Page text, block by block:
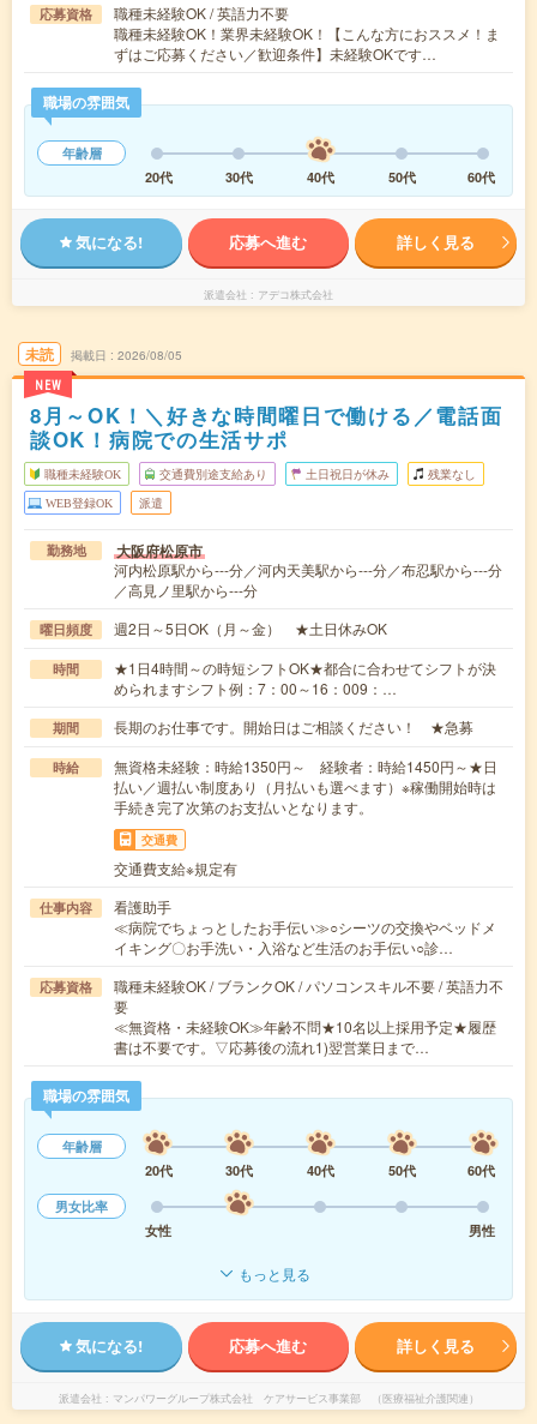
応募資格
職種未経験OK / 英語力不要
職種未経験OK！業界未経験OK！【こんな方におススメ！ま
ずはご応募ください／歓迎条件】未経験OKです…
職場の雰囲気
年齢層
20代
30代 40代 50代 60代
気になる! 応募へ進む 詳しく見る
派遣会社 アデコ株式会社
未読
NEW
掲載日 2026/08/05
8月～OK！＼好きな時間曜日で働ける／電話面
談OK！病院での生活サポ
職種未経験OK 交通費別途支給あり 土日祝日が休み 残業なし
WEB登録OK 派遣
勤務地 大阪府松原市
河内松原駅から---分／河内天美駅から---分／布忍駅から---分
／高見ノ里駅から---分
曜日頻度 週2日～5日OK（月～金） ★土日休みOK
時間
★1日4時間～の時短シフトOK★都合に合わせてシフトが決
められますシフト例：7：00～16：009：…
期間 長期のお仕事です。開始日はご相談ください！ ★急募
時給
無資格未経験：時給1350円～ 経験者：時給1450円～★日
払い／週払い制度あり（月払いも選べます）※稼働開始時は
手続き完了次第のお支払いとなります。
交通費
交通費支給※規定有
仕事内容
看護助手
≪病院でちょっとしたお手伝い≫○シーツの交換やベッドメ
イキング〇お手洗い・入浴など生活のお手伝い○診…
応募資格
職種未経験OK / ブランクOK / パソコンスキル不要 / 英語力不
要
≪無資格・未経験OK≫年齢不問★10名以上採用予定★履歴
書は不要です。▽応募後の流れ1)翌営業日まで…
職場の雰囲気
年齢層
20代
30代 40代 50代
60代
男女比率
女性
男性
もっと見る
気になる! 応募へ進む 詳しく見る
派遣会社 マンパワーグループ株式会社 ケアサービス事業部 （医療福祉介護関連）